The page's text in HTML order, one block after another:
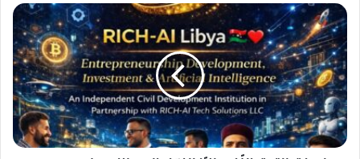
ليبيا
تطلق
تحالفًا
وطنيًا
للذكاء
الاصطناعي
في
مسعى
للانتقال